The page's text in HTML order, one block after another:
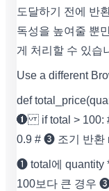
도달하기 전에 반
독성을 높여줄 뿐
게 처리할 수 있습
Use a different
def
➊ if total > 100: #
0.9 # ➌ 조기 반
➊ total에 quantity
100보다 큰 경우